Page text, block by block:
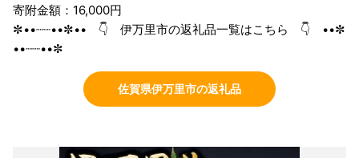
寄附金額：16,000円
✼••┈┈••✼•• 👇 伊万里市の返礼品一覧はこちら 👇 ••✼
••┈┈••✼
佐賀県伊万里市の返礼品